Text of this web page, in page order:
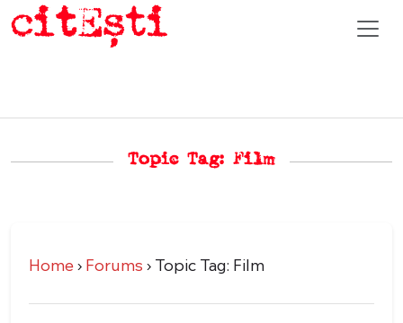
Topic Tag: Film
Home›Forums›Topic Tag: Film